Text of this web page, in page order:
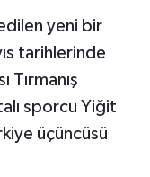
yeni bir
tarihlerinde
Tırmanış
sporcu Yiğit
üçüncüsü